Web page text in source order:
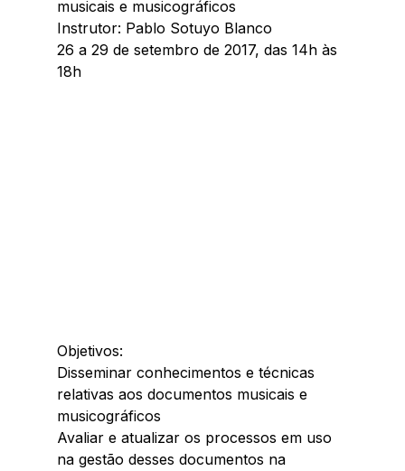
musicais e musicográficos
Instrutor: Pablo Sotuyo Blanco
26 a 29 de setembro de 2017, das 14h às
18h
Objetivos:
Disseminar conhecimentos e técnicas
relativas aos documentos musicais e
musicográficos
Avaliar e atualizar os processos em uso
na gestão desses documentos na